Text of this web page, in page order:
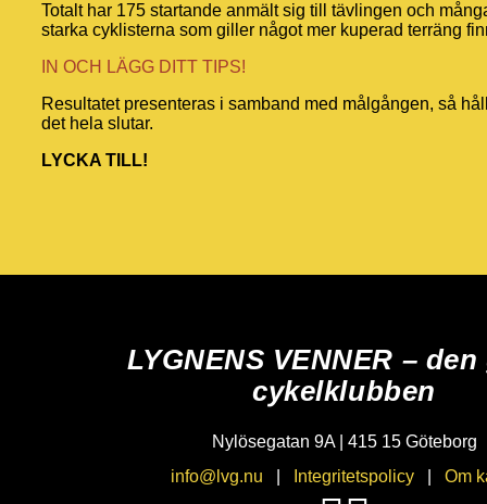
Totalt har 175 startande anmält sig till tävlingen och
starka cyklisterna som giller något mer kuperad terräng
IN OCH LÄGG DITT TIPS!
Resultatet presenteras i samband med målgången, så
det hela slutar.
LYCKA TILL!
LYGNENS VENNER –
cykelklubben
Nylösegatan 9A | 415 15 Göteborg
info@lvg.nu
Integritetspolicy| Om